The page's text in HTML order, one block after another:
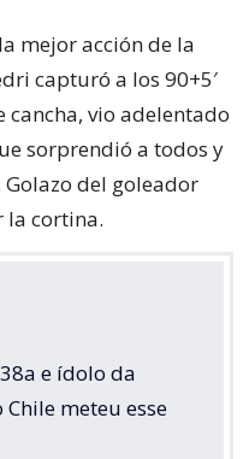
mejor acción de la
capturó a los 90+5′
vio adelentado
sorprendió a todos y
del goleador
la cortina.
38a e ídolo da
meteu esse